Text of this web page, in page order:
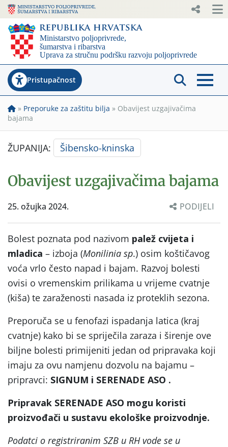
Pristupačnost
» Preporuke za zaštitu bilja » Obavijest uzgajivačima
bajama
ŽUPANIJA: Šibensko-kninska
Obavijest uzgajivačima bajama
25. ožujka 2024. PODIJELI
Bolest poznata pod nazivom palež cvijeta i
mladica – izboja (Monilinia sp.) osim koštičavog
voća vrlo često napad i bajam. Razvoj bolesti
ovisi o vremenskim prilikama u vrijeme cvatnje
(kiša) te zaraženosti nasada iz proteklih sezona.
Preporuča se u fenofazi ispadanja latica (kraj
cvatnje) kako bi se spriječila zaraza i širenje ove
biljne bolesti primijeniti jedan od pripravaka koji
imaju za ovu namjenu dozvolu na bajamu –
pripravci: SIGNUM i SERENADE ASO .
Pripravak SERENADE ASO mogu koristi
proizvođači u sustavu ekološke proizvodnje.
Podatci o registriranim SZB u RH vode se u